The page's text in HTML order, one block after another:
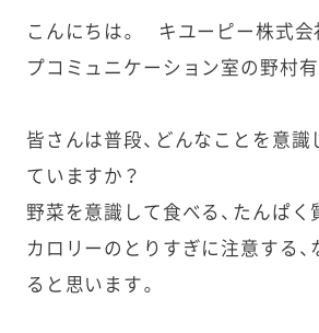
こんにちは。 キユーピー株式
プコミュニケーション室の野村有
皆さんは普段、どんなことを意識
ていますか？
野菜を意識して食べる、たんぱく
カロリーのとりすぎに注意する、
ると思います。